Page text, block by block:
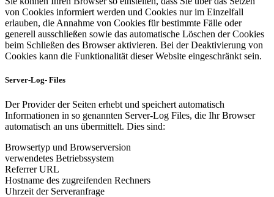
von Cookies informiert werden und Cookies nur im Einzelfall
erlauben, die Annahme von Cookies für bestimmte Fälle oder
generell ausschließen sowie das automatische Löschen der Cookies
beim Schließen des Browser aktivieren. Bei der Deaktivierung von
Cookies kann die Funktionalität dieser Website eingeschränkt sein.
Server-Log- Files
Der Provider der Seiten erhebt und speichert automatisch
Informationen in so genannten Server-Log Files, die Ihr Browser
automatisch an uns übermittelt. Dies sind:
Browsertyp und Browserversion
verwendetes Betriebssystem
Referrer URL
Hostname des zugreifenden Rechners
Uhrzeit der Serveranfrage